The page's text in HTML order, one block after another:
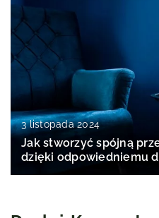
3 listopada 2024
Jak stworzyć spójną
dzięki odpowiedniemu